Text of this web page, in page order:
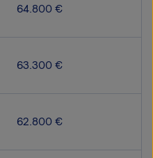
64.800 €
63.300 €
62.800 €